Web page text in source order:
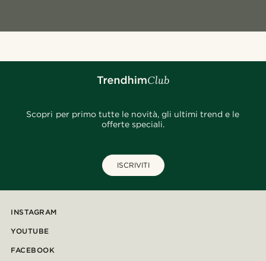
Scopri per primo tutte le novità, gli ultimi trend e le
offerte speciali.
ISCRIVITI
INSTAGRAM
YOUTUBE
FACEBOOK